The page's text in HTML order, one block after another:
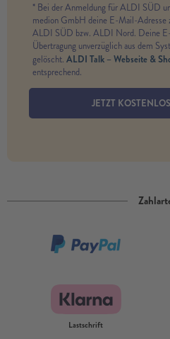
* Bei der Anmeldung für ALDI SÜD
medion GmbH deine E-Mail-Adresse
ALDI SÜD bzw. ALDI Nord. Deine
Übertragung unverzüglich aus dem
gelöscht. ALDI Talk – Webseite &
entsprechend.
JETZT
Lastschrift